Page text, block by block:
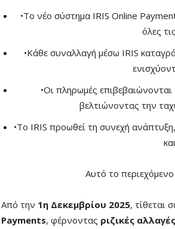
•Το νέο σύστημα IRIS Online
όλες
•Κάθε συναλλαγή μέσω IRIS
•Οι πληρωμές επιβεβαιώνονται
βελτιώνοντας την
•Το IRIS προωθεί τη συνεχή
Αυτό το
Από την 1η Δεκεμβρίου 2025, τίθεται
Payments, φέρνοντας ριζικές